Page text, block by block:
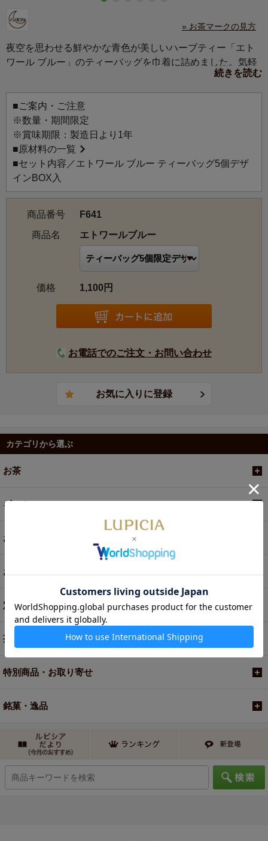
» お茶マークの見方
夜空を思わせる鮮やかな青色が美しいハーブティー「エト
ワール ブルー」のティーバッグを巾着に詰めました。気軽
続きを読む
■ご案内・ご注意
※数量・期間限定
※賞味期限：製造日より1年
■原材料の一覧
■セット内容／エトワール ブルー ティーバッグ5個デザ
インBOX入
商品番号
F641
商品名
エトワールブルー
価格 1,100円
お電話でのご注文・お問い合わせ
カテゴリから選ぶ
お茶
ギフト
お菓子・食品・飲料
お買い得商品
定期便
茶器・オリジナルグッズ
特別商品・お取り寄せ
銘菓・逸品